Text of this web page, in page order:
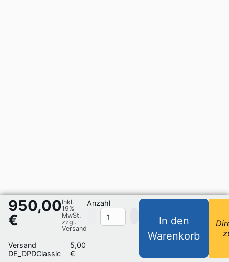
950,00
€
Inkl.
19%
MwSt.
zzgl.
Versand
Versand
DE_DPDClassic
5,00
€
Anzahl
In den
Warenkorb